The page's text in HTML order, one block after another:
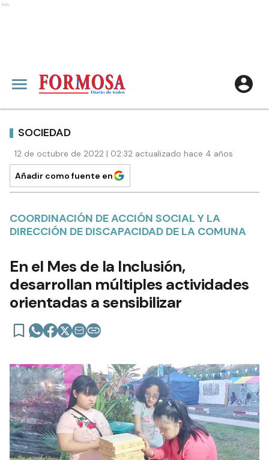
Ads
SOCIEDAD
12 de octubre de 2022 | 02:32 actualizado hace 4 años
Añadir como fuente en
COORDINACIÓN DE ACCIÓN SOCIAL Y LA
DIRECCIÓN DE DISCAPACIDAD DE LA COMUNA
En el Mes de la Inclusión,
desarrollan múltiples actividades
orientadas a sensibilizar